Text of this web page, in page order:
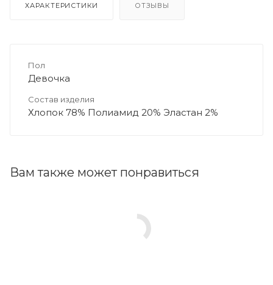
ХАРАКТЕРИСТИКИ ОТЗЫВЫ
Пол
Девочка
Состав изделия
Хлопок 78% Полиамид 20% Эластан 2%
Вам также может понравиться